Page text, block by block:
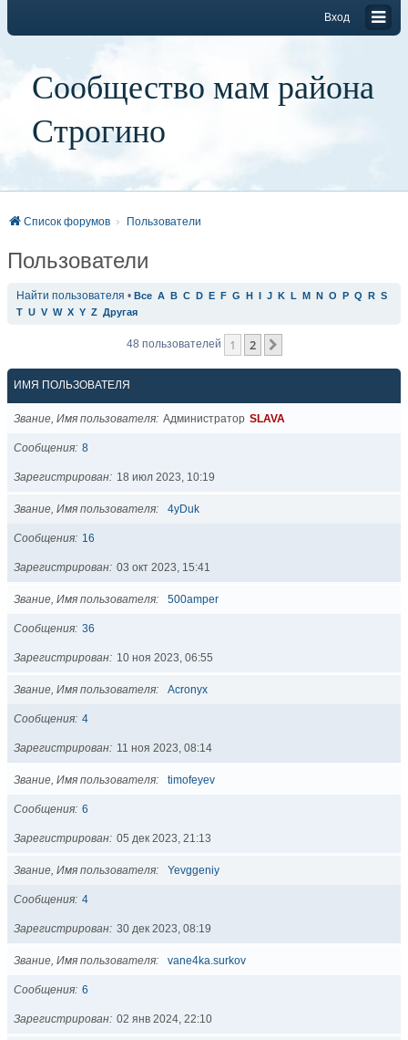
Вход
Сообщество мам района
Строгино
Список форумов Пользователи
Пользователи
Найти пользователя • Все A B C D E F G H I J K L M N O P Q R S
T U V W X Y Z Другая
48 пользователей 1 2
ИМЯ ПОЛЬЗОВАТЕЛЯ
Звание, Имя пользователя Администратор SLAVA
Сообщения 8
Зарегистрирован 18 июл 2023, 10:19
Звание, Имя пользователя 4yDuk
Сообщения 16
Зарегистрирован 03 окт 2023, 15:41
Звание, Имя пользователя 500amper
Сообщения 36
Зарегистрирован 10 ноя 2023, 06:55
Звание, Имя пользователя Acronyx
Сообщения 4
Зарегистрирован 11 ноя 2023, 08:14
Звание, Имя пользователя timofeyev
Сообщения 6
Зарегистрирован 05 дек 2023, 21:13
Звание, Имя пользователя Yevggeniy
Сообщения 4
Зарегистрирован 30 дек 2023, 08:19
Звание, Имя пользователя vane4ka.surkov
Сообщения 6
Зарегистрирован 02 янв 2024, 22:10